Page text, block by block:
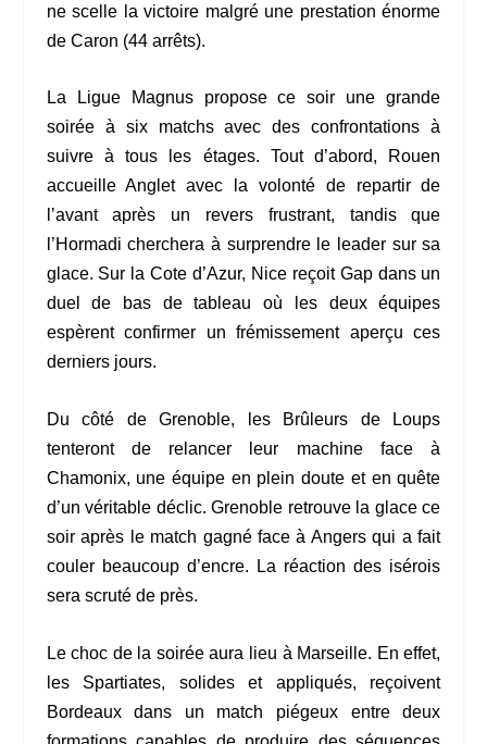
ne scelle la victoire malgré une prestation énorme
de Caron (44 arrêts).
La Ligue Magnus propose ce soir une grande
soirée à six matchs avec des confrontations à
suivre à tous les étages. Tout d’abord, Rouen
accueille Anglet avec la volonté de repartir de
l’avant après un revers frustrant, tandis que
l’Hormadi cherchera à surprendre le leader sur sa
glace. Sur la Cote d’Azur, Nice reçoit Gap dans un
duel de bas de tableau où les deux équipes
espèrent confirmer un frémissement aperçu ces
derniers jours.
Du côté de Grenoble, les Brûleurs de Loups
tenteront de relancer leur machine face à
Chamonix, une équipe en plein doute et en quête
d’un véritable déclic. Grenoble retrouve la glace ce
soir après le match gagné face à Angers qui a fait
couler beaucoup d’encre. La réaction des isérois
sera scruté de près.
Le choc de la soirée aura lieu à Marseille. En effet,
les Spartiates, solides et appliqués, reçoivent
Bordeaux dans un match piégeux entre deux